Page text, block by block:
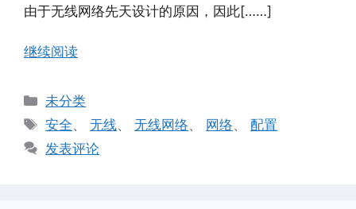
由于无线网络先天设计的原因，因此[……]
继续阅读
分
类
未分类
标
签
安全、无线、无线网络、 网络、配置
发表评论